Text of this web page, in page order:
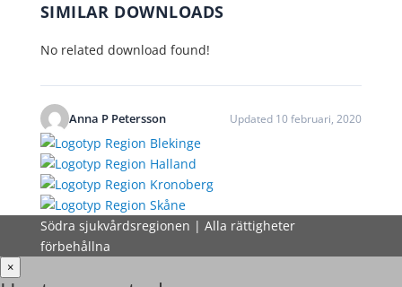
SIMILAR DOWNLOADS
No related download found!
Anna P Petersson Updated 10 februari, 2020
Södra sjukvårdsregionen | Alla rättigheter
förbehållna
×